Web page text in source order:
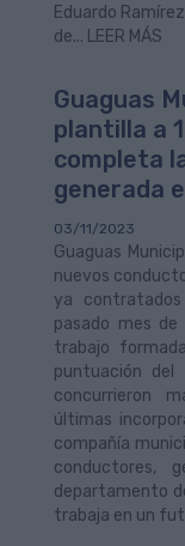
Eduardo
de... LEER MÁS
Guaguas
plantilla a
completa
generada
03/11/2023
Guaguas
nuevos
ya
pasado mes
trabajo
puntuación
concurrieron
últimas
compañía
conductores,
departamento
trabaja en un